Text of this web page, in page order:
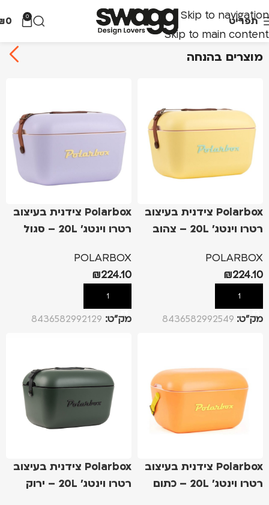
Skip to navigation
Skip to main content
תפריט 0
0
מוצרים בהנחה
Polarbox צידנית בעיצוב
רטרו וינטג' 20L – צהוב
POLARBOX
₪224.10
הוספה לסל
מק”ט: 8436582992549
Polarbox צידנית בעיצוב
רטרו וינטג' 20L – סגול
POLARBOX
₪224.10
הוספה לסל
מק”ט: 8436582992129
Polarbox צידנית בעיצוב
רטרו וינטג' 20L – כתום
Polarbox צידנית בעיצוב
רטרו וינטג' 20L – ירוק